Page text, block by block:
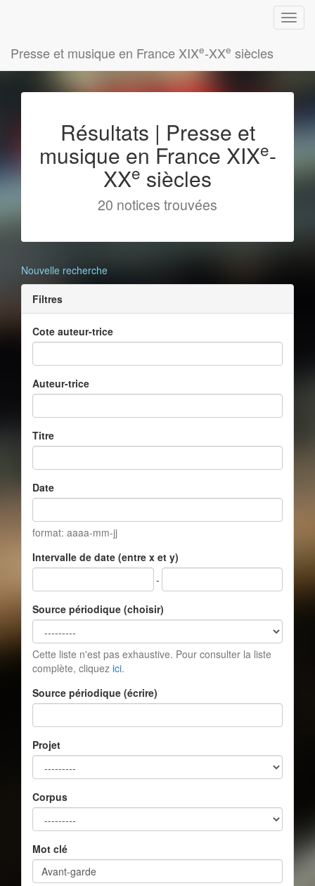
Presse et musique en France XIXe-XXe siècles
Résultats | Presse et
musique en France XIXe-
XXe siècles
20 notices trouvées
Nouvelle recherche
Filtres
Cote auteur-trice
Auteur-trice
Titre
Date
format: aaaa-mm-jj
Intervalle de date (entre x et y)
-
Source périodique (choisir)
Cette liste n'est pas exhaustive. Pour consulter la liste
complète, cliquez ici.
Source périodique (écrire)
Projet
Corpus
Mot clé